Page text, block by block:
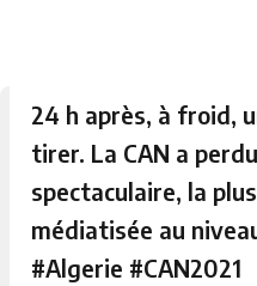
24 h après, à froid,
tirer. La CAN a
spectaculaire, la
médiatisée au
#Algerie #CAN2021